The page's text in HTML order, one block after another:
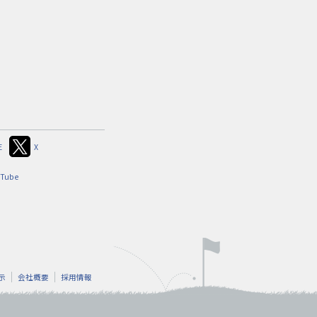
X
会社概要 採用情報